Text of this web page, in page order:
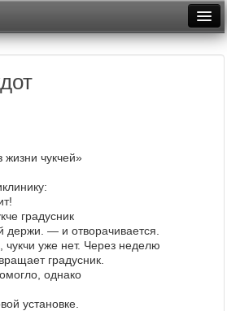
Неделя
Видеотоп
чукчей»
градусник
— и отворачивается.
чукчи уже нет. Через неделю
градусник.
однако
установке.